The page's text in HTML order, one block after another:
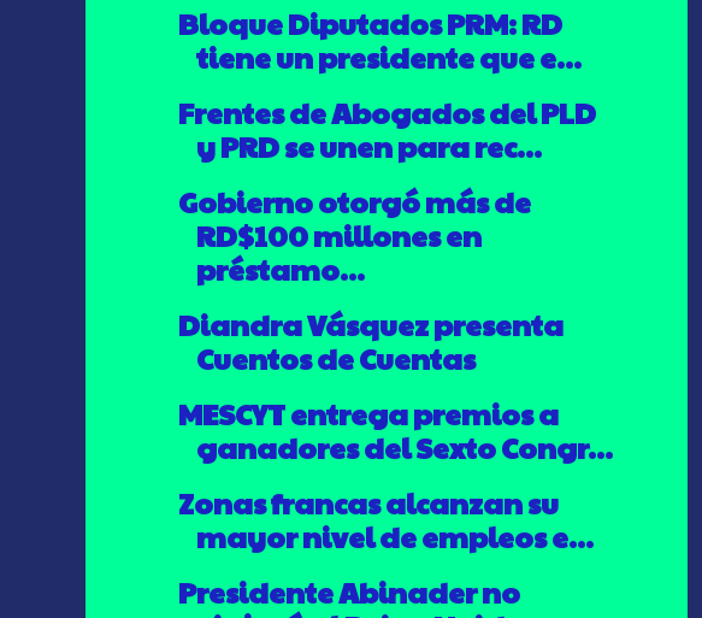
Bloque Diputados PRM: RD
tiene un presidente que e...
Frentes de Abogados del PLD
y PRD se unen para rec...
Gobierno otorgó más de
RD$100 millones en
préstamo...
Diandra Vásquez presenta
Cuentos de Cuentas
MESCYT entrega premios a
ganadores del Sexto Congr...
Zonas francas alcanzan su
mayor nivel de empleos e...
Presidente Abinader no